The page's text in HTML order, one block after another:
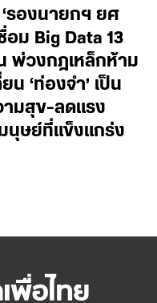
รองนายกฯ ยศ
อม Big Data 13
พ่วงกฎเหล็กห้าม
น ‘ท่องจำ’ เป็น
ามสุข-ลดแรง
นุษย์ที่แข็งแกร่ง